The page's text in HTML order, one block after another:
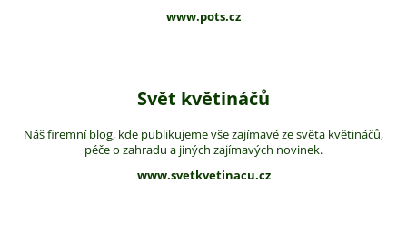
www.pots.cz
Svět květináčů
Náš firemní blog, kde publikujeme vše zajímavé ze světa květináčů,
péče o zahradu a jiných zajímavých novinek.
www.svetkvetinacu.cz